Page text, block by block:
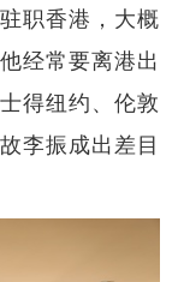
职香港，大概
经常要离港出
得纽约、伦敦
李振成出差目